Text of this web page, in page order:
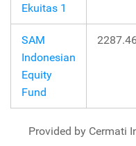
Ekuitas 1
SAM
Indonesian
Equity
Fund
Provided by Cermati